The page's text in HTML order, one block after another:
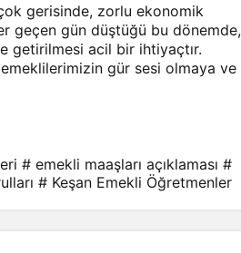
gerisinde, zorlu ekonomik
geçen gün düştüğü bu dönemde,
getirilmesi acil bir ihtiyaçtır.
gür sesi olmaya ve
# emekli maaşları açıklaması #
# Keşan Emekli Öğretmenler